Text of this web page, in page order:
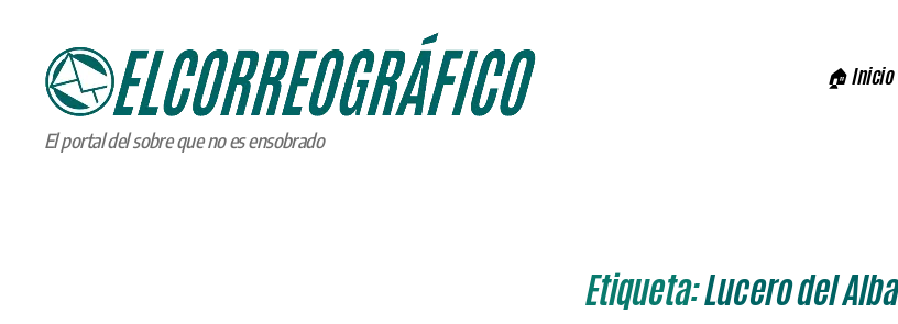
ELCORREOGRÁFICO
El portal del sobre que no es ensobrado
🏠 Inicio
Etiqueta:Lucero del Alba